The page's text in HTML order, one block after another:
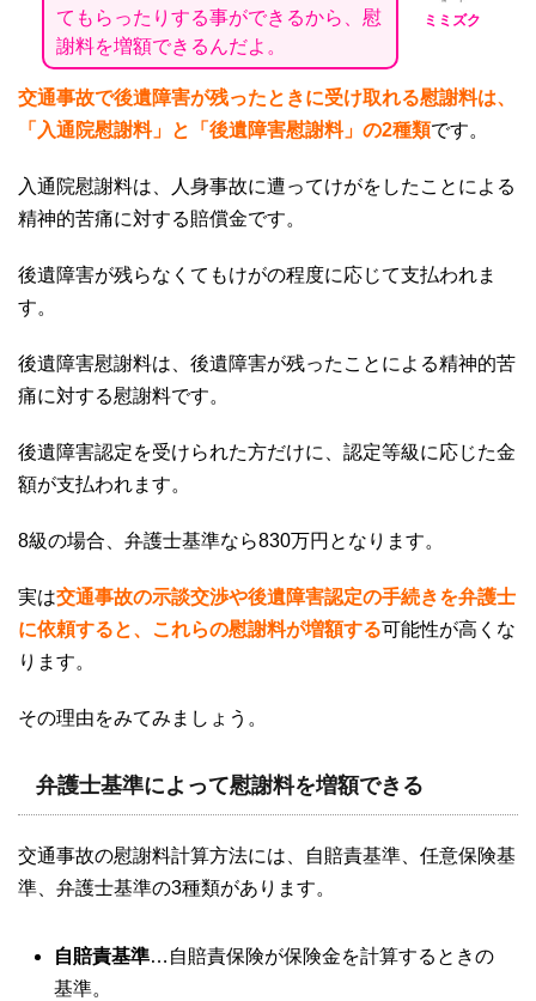
ミミズク
てもらったりする事ができるから、慰
謝料を増額できるんだよ。
交通事故で後遺障害が残ったときに受け取れる慰謝料は、
「入通院慰謝料」と「後遺障害慰謝料」の2種類です。
入通院慰謝料は、人身事故に遭ってけがをしたことによる
精神的苦痛に対する賠償金です。
後遺障害が残らなくてもけがの程度に応じて支払われま
す。
後遺障害慰謝料は、後遺障害が残ったことによる精神的苦
痛に対する慰謝料です。
後遺障害認定を受けられた方だけに、認定等級に応じた金
額が支払われます。
8級の場合、弁護士基準なら830万円となります。
実は交通事故の示談交渉や後遺障害認定の手続きを弁護士
に依頼すると、これらの慰謝料が増額する可能性が高くな
ります。
その理由をみてみましょう。
弁護士基準によって慰謝料を増額できる
交通事故の慰謝料計算方法には、自賠責基準、任意保険基
準、弁護士基準の3種類があります。
自賠責基準…自賠責保険が保険金を計算するときの
基準。